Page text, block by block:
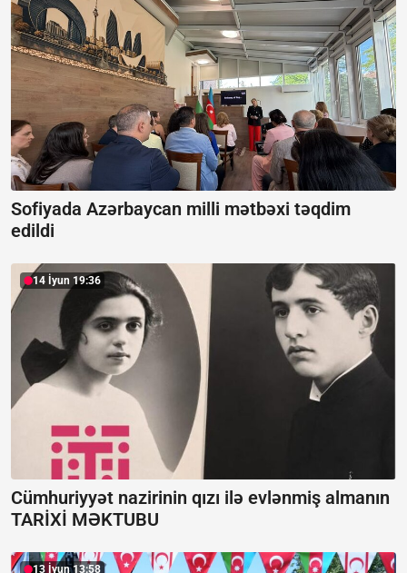
Sofiyada Azərbaycan milli mətbəxi təqdim
edildi
14 İyun 19:36
Cümhuriyyət nazirinin qızı ilə evlənmiş almanın
TARİXİ MƏKTUBU
13 İyun 13:58